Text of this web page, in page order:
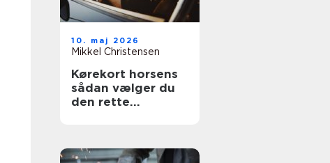
10. maj 2026
Mikkel Christensen
Kørekort horsens
sådan vælger du
den rette